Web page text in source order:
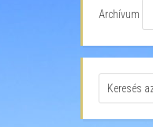
Archívum